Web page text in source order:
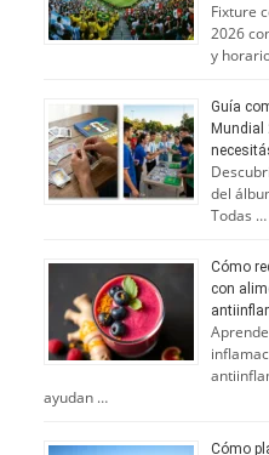
Fixture
2026
y
Guía
Mundial
del
Todas …
Cómo
con
ayudan …
Cómo